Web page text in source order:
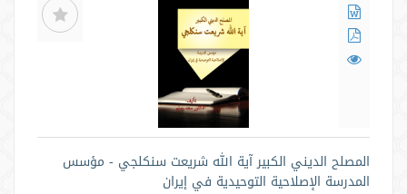
المصلح الديني الكبير آية الله شريعت سنكلجي - مؤسس
المدرسة الإصلاحية التوحيدية في إيران